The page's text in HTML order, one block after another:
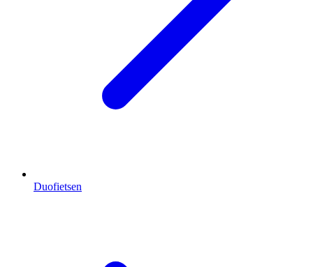
Duofietsen